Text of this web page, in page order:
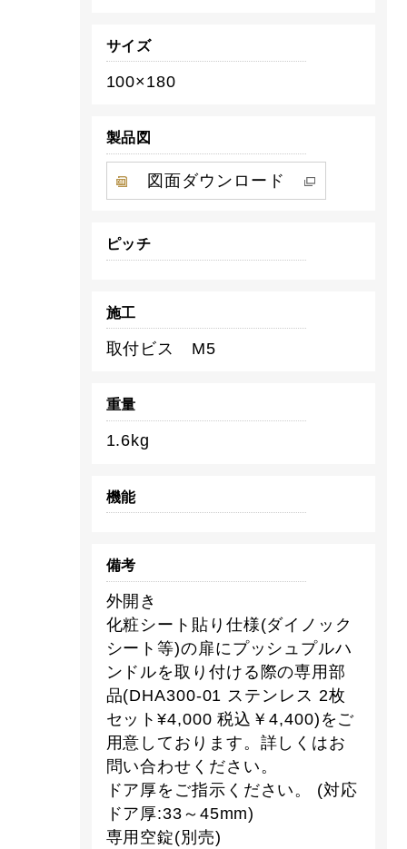
サイズ
100×180
製品図
図面ダウンロード
ピッチ
施工
取付ビス M5
重量
1.6kg
機能
備考
外開き
化粧シート貼り仕様(ダイノック
シート等)の扉にプッシュプルハ
ンドルを取り付ける際の専用部
品(DHA300-01 ステンレス 2枚
セット¥4,000 税込￥4,400)をご
用意しております。詳しくはお
問い合わせください。
ドア厚をご指示ください。 (対応
ドア厚:33～45mm)
専用空錠(別売)